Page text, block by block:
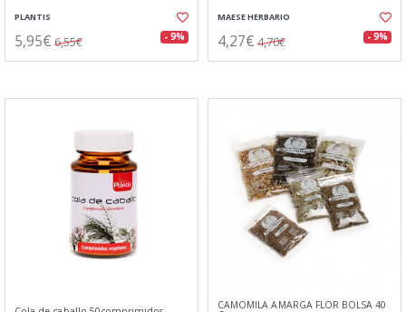
PLANTIS
5,95€ 6,55€ - 9%
MAESE HERBARIO
4,27€ 4,70€ - 9%
CAMOMILA AMARGA FLOR BOLSA 40